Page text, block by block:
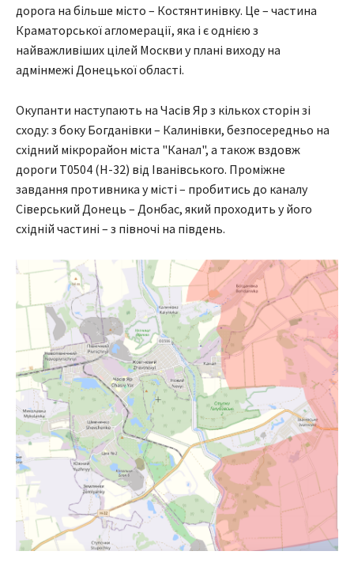
дорога на більше місто – Костянтинівку. Це – частина
Краматорської агломерації, яка і є однією з
найважливіших цілей Москви у плані виходу на
адмінмежі Донецької області.
Окупанти наступають на Часів Яр з кількох сторін зі
сходу: з боку Богданівки – Калинівки, безпосередньо на
східний мікрорайон міста "Канал", а також вздовж
дороги Т0504 (Н-32) від Іванівського. Проміжне
завдання противника у місті – пробитись до каналу
Сіверський Донець – Донбас, який проходить у його
східній частині – з півночі на південь.